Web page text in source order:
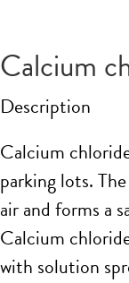
Calcium
Description
Calcium
parking lots.
air and forms a
Calcium
with solution